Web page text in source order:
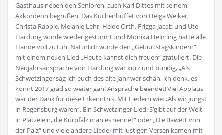
Gasthaus neben den Senioren, auch Karl Dittes mit seinem
Akkordeon begrüßen. Das Kuchenbuffet von Helga Weiker,
Christa Räpple, Melanie Lehr, Heide Orth, Frigga Jacob und Ute
Hardung wurde wieder gestürmt und Monika Helmling hatte alle
Hände voll zu tun. Natürlich wurde den „Geburtstagskindern“
mit einem neuen Lied „Heute kannst dich freuen“ gratuliert. Die
Neujahrsansprache von Hardung war kurz und bündig, „Als
Schwetzinger sag ich euch des alte Jahr war schäh, ich denk, es
könnt 2017 grad so weiter gäh! Ansprache beendet! Viel Applaus
war der Dank für diese Erkenntnis. Mit Liedern wie: „Als wir jüngst
in Regensburg waren“, Ein Schwetzinger Lied: S’gibt auf der Welt
in Plätzelein, die Kurpfalz man es nennet“ oder „Die Bawett von
der Palz“ und viele andere Lieder mit lustigen Versen kamen mit